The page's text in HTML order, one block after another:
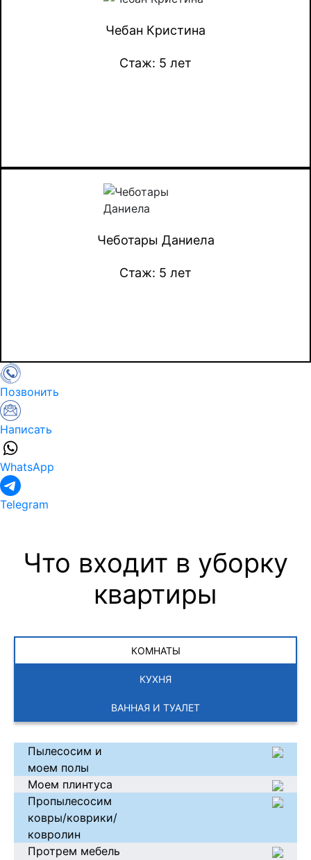
Чебан Кристина
Стаж: 5 лет
Чеботары Даниела
Стаж: 5 лет
Позвонить
Написать
WhatsApp
Telegram
Что входит в уборку
квартиры
КОМНАТЫ
КУХНЯ
ВАННАЯ И ТУАЛЕТ
Пылесосим и
моем полы
Моем плинтуса
Пропылесосим
ковры/коврики/
ковролин
Протрем мебель